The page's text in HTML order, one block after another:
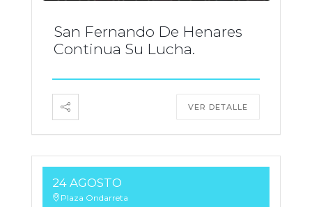
San Fernando De Henares
Continua Su Lucha.
VER DETALLE
24 AGOSTO
Plaza Ondarreta